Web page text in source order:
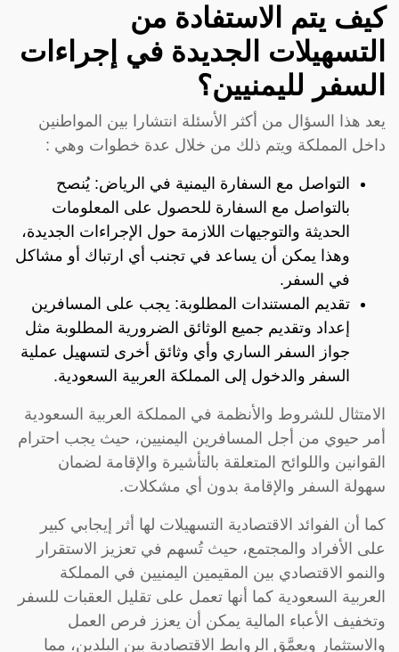
كيف يتم الاستفادة من
التسهيلات الجديدة في إجراءات
السفر لليمنيين؟
يعد هذا السؤال من أكثر الأسئلة انتشارا بين المواطنين
داخل المملكة ويتم ذلك من خلال عدة خطوات وهي :
التواصل مع السفارة اليمنية في الرياض: يُنصح
بالتواصل مع السفارة للحصول على المعلومات
الحديثة والتوجيهات اللازمة حول الإجراءات الجديدة،
وهذا يمكن أن يساعد في تجنب أي ارتباك أو مشاكل
في السفر.
تقديم المستندات المطلوبة: يجب على المسافرين
إعداد وتقديم جميع الوثائق الضرورية المطلوبة مثل
جواز السفر الساري وأي وثائق أخرى لتسهيل عملية
السفر والدخول إلى المملكة العربية السعودية.
الامتثال للشروط والأنظمة في المملكة العربية السعودية
أمر حيوي من أجل المسافرين اليمنيين، حيث يجب احترام
القوانين واللوائح المتعلقة بالتأشيرة والإقامة لضمان
سهولة السفر والإقامة بدون أي مشكلات.
كما أن الفوائد الاقتصادية التسهيلات لها أثر إيجابي كبير
على الأفراد والمجتمع، حيث تُسهم في تعزيز الاستقرار
والنمو الاقتصادي بين المقيمين اليمنيين في المملكة
العربية السعودية كما أنها تعمل على تقليل العقبات للسفر
وتخفيف الأعباء المالية يمكن أن يعزز فرص العمل
والاستثمار ويعمَّق الروابط الاقتصادية بين البلدين، مما